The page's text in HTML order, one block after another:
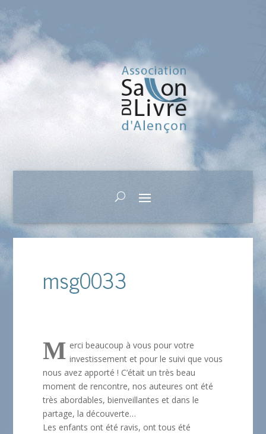
msg0033
M erci beaucoup à vous pour votre
investissement et pour le suivi que vous
nous avez apporté ! C’était un très beau
moment de rencontre, nos auteures ont été
très abordables, bienveillantes et dans le
partage, la découverte…
Les enfants ont été ravis, ont tous été